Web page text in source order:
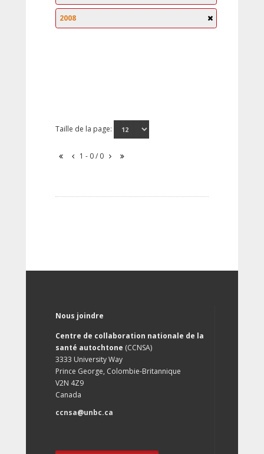
2008
Taille de la page:
1 - 0 / 0
Nous joindre
Centre de collaboration nationale de la
santé autochtone (CCNSA)
3333 University Way
Prince George, Colombie-Britannique
V2N 4Z9
Canada
ccnsa@unbc.ca